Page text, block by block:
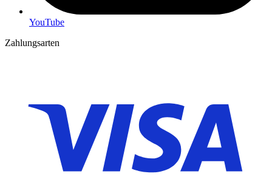
YouTube
Zahlungsarten